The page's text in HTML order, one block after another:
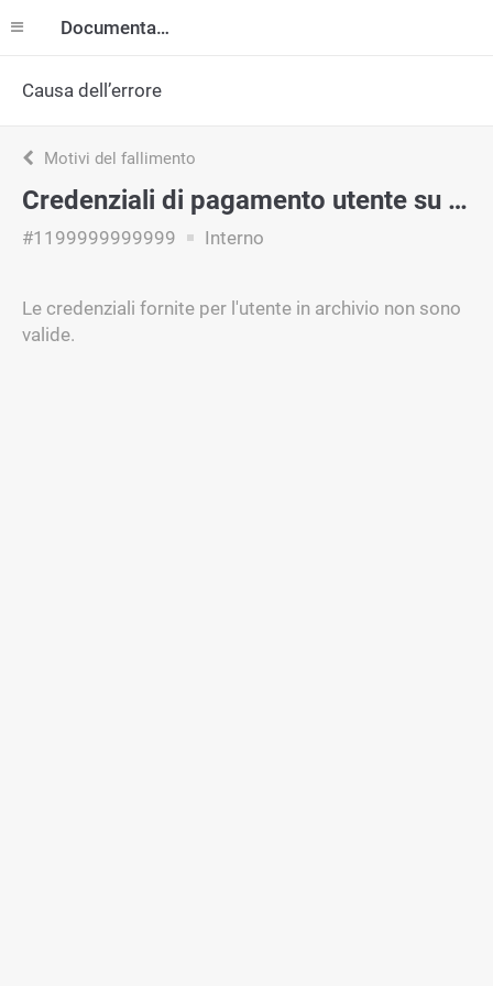
Documentazione
Causa dell’errore
Motivi del fallimento
Credenziali di pagamento utente su file non valide
#1199999999999 Interno
Le credenziali fornite per l'utente in archivio non sono
valide.